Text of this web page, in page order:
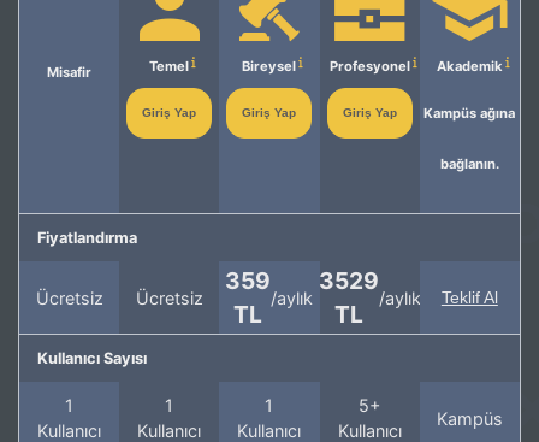
Misafir Temel
Giriş Yap
Bireysel
Giriş Yap
Profesyonel
Giriş Yap
Akademik
Kampüs ağına
bağlanın.
Fiyatlandırma
Ücretsiz Ücretsiz
359
TL
/aylık
3529
TL
/aylık Teklif Al
Kullanıcı Sayısı
1
Kullanıcı
1
Kullanıcı
1
Kullanıcı
5+
Kullanıcı
Kampüs